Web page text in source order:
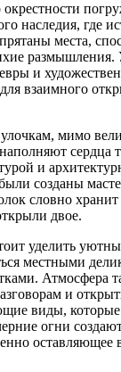
наследия, где
места,
размышления.
и
взаимного
мимо
сердца
и
созданы
словно
двое.
уделить
местными
Атмосфера
и
виды,
огни
оставляющее